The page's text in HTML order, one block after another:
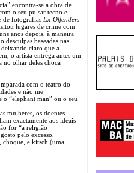
encontra-se a obra de
o seu pulsar tecno e
de fotografias Ex-Offenders
lugares de crime com
anos depois, à maneira
baseadas nas
deixando claro que a
o artista entrega antes um
no olhar deles choca
com o teatro do
e não me
o “elephant man” ou o seu
mulheres, os doentes
exactamente aos ideais
for “a religião
pelo excesso,
choque, e kitsch (uma